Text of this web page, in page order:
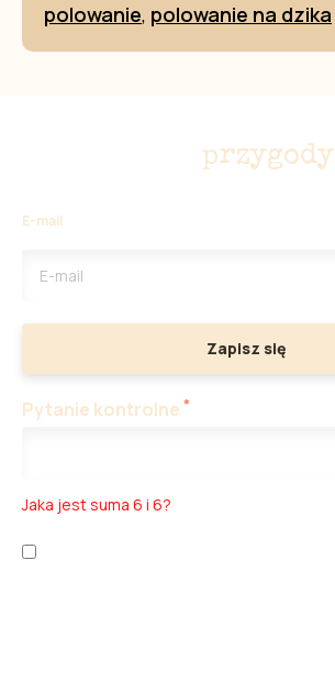
polowanie, polowanie na dzika
przygody
E-mail
Zapisz się
Pytanie kontrolne *
Jaka jest suma 6 i 6?